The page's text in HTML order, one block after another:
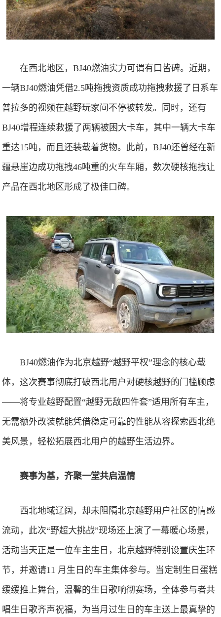
在西北地区，BJ40燃油实力可谓有口皆碑。近期，
一辆BJ40燃油凭借2.5吨拖拽资质成功拖拽救援了日系车
普拉多的视频在越野玩家间不停被转发。同时，还有
BJ40增程连续救援了两辆被困大卡车，其中一辆大卡车
重达15吨，而且还装载着货物。此前，BJ40还曾经在新
疆悬崖边成功拖拽46吨重的火车车厢，数次硬核拖拽让
产品在西北地区形成了极佳口碑。
BJ40燃油作为北京越野“越野平权”理念的核心载
体，这次赛事彻底打破西北用户对硬核越野的门槛顾虑
——将专业越野配置“越野无敌四件套”适用所有车主，
无需额外改装就能凭借稳定可靠的性能从容探索西北绝
美风景，轻松拓展西北用户的越野生活边界。
赛事为基，齐聚一堂共启温情
西北地域辽阔，却未阻隔北京越野用户社区的情感
流动，此次“野超大挑战”现场还上演了一幕暖心场景，
活动当天正是一位车主生日，北京越野特别设置庆生环
节，并邀请11 月生日的车主集体参与。当定制生日蛋糕
缓缓推上舞台，温馨的生日歌响彻赛场，全体参与者共
唱生日歌齐声祝福，为当月过生日的车主送上最真挚的